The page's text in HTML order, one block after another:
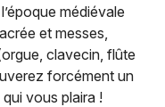
médiévale
et messes,
clavecin, flûte
forcément un
qui vous plaira !